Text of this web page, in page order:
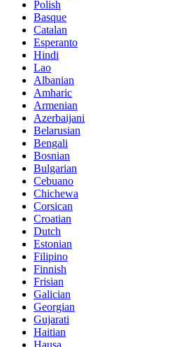
Polish
Basque
Catalan
Esperanto
Hindi
Lao
Albanian
Amharic
Armenian
Azerbaijani
Belarusian
Bengali
Bosnian
Bulgarian
Cebuano
Chichewa
Corsican
Croatian
Dutch
Estonian
Filipino
Finnish
Frisian
Galician
Georgian
Gujarati
Haitian
Hausa